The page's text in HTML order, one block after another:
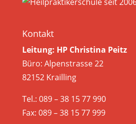
Kontakt
Leitung: HP Christina Peitz
Büro: Alpenstrasse 22
82152 Krailling
Tel.: 089 – 38 15 77 990
Fax: 089 – 38 15 77 999